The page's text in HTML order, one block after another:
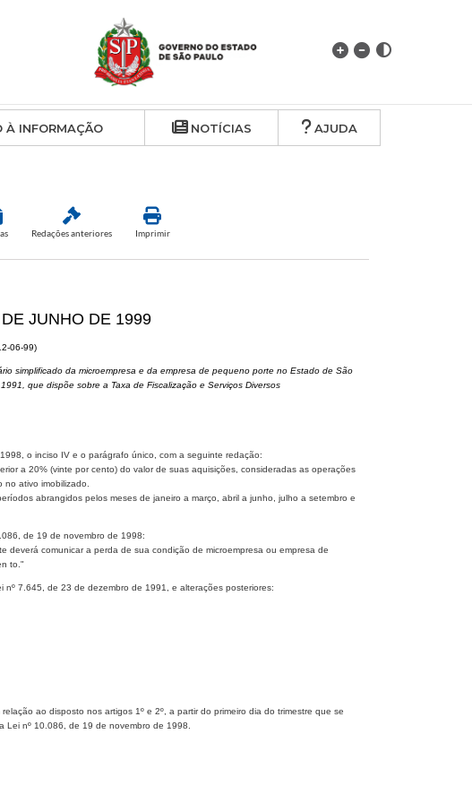
À INFORMAÇÃO NOTÍCIAS AJUDA
Redações anteriores Imprimir
JUNHO DE 1999
06-99)
simplificado da microempresa e da empresa de pequeno porte no Estado de São
que dispõe sobre a Taxa de Fiscalização e Serviços Diversos
o inciso IV e o parágrafo único, com a seguinte redação:
a 20% (vinte por cento) do valor de suas aquisições, consideradas as operações
ativo imobilizado.
abrangidos pelos meses de janeiro a março, abril a junho, julho a setembro e
de 19 de novembro de 1998:
deverá comunicar a perda de sua condição de microempresa ou empresa de
to."
7.645, de 23 de dezembro de 1991, e alterações posteriores:
ao disposto nos artigos 1º e 2º, a partir do primeiro dia do trimestre que se
Lei nº 10.086, de 19 de novembro de 1998.